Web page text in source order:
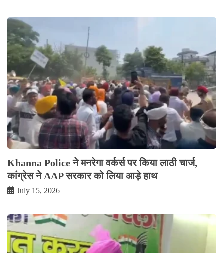
Khanna Police ने मनरेगा वर्कर्स पर किया लाठी चार्ज,
कांग्रेस ने AAP सरकार को लिया आड़े हाथ
July 15, 2026